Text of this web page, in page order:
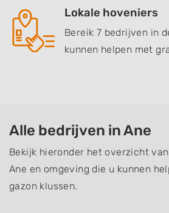
Lokale hoveniers
Bereik 7 bedrijven in
kunnen helpen met
Alle bedrijven in Ane
Bekijk hieronder het overzicht
Ane en omgeving die u kunnen
gazon klussen.